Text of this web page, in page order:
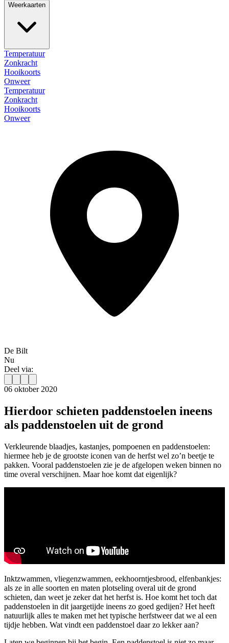
Weerkaarten
Temperatuur
Zonkracht
Hooikoorts
Onweer
Temperatuur
Zonkracht
Hooikoorts
Onweer
De Bilt
Nu
Deel via:
06 oktober 2020
Hierdoor schieten paddenstoelen ineens
als paddenstoelen uit de grond
Verkleurende blaadjes, kastanjes, pompoenen en paddenstoelen:
hiermee heb je de grootste iconen van de herfst wel zo’n beetje te
pakken. Vooral paddenstoelen zie je de afgelopen weken binnen no
time overal verschijnen. Maar hoe komt dat eigenlijk?
Inktzwammen, vliegenzwammen, eekhoorntjesbrood, elfenbankjes:
als ze in alle soorten en maten plotseling overal uit de grond
schieten, dan weet je zeker dat het herfst is. Hoe komt het toch dat
paddenstoelen in dit jaargetijde ineens zo goed gedijen? Het heeft
natuurlijk alles te maken met het typische herfstweer dat we al een
tijdje hebben. Wat vindt een paddenstoel daar zo lekker aan?